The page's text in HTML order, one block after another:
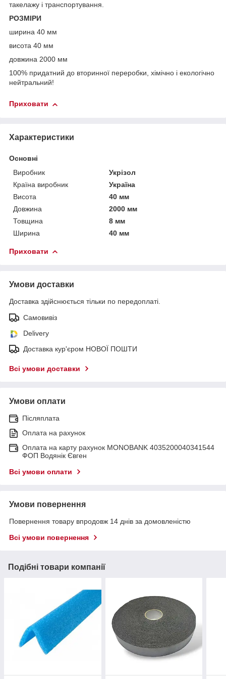
такелажу і транспортування.
РОЗМІРИ
ширина 40 мм
висота 40 мм
довжина 2000 мм
100% придатний до вторинної переробки, хімічно і екологічно
нейтральний!
Приховати
Характеристики
Основні
Виробник
Укрізол
Країна виробник
Україна
Висота
40 мм
Довжина
2000 мм
Товщина
8 мм
Ширина
40 мм
Приховати
Умови доставки
Доставка здійснюється тільки по передоплаті.
Самовивіз
Delivery
Доставка кур'єром НОВОЇ ПОШТИ
Всі умови доставки
Умови оплати
Післяплата
Оплата на рахунок
Оплата на карту рахунок MONOBANK 4035200040341544
ФОП Водянік Євген
Всі умови оплати
Умови повернення
Повернення товару впродовж 14 днів за домовленістю
Всі умови повернення
Подібні товари компанії